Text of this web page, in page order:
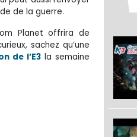
de la guerre.
Planet offrira de
sachez qu’une
de l’E3 la semaine